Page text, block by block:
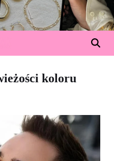
koloru